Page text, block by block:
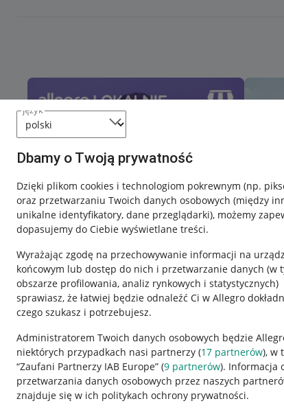
język
Dbamy o Twoją prywatność
Dzięki plikom cookies i technologiom pokrewnym (np.
oraz przetwarzaniu Twoich danych osobowych (między
unikalne identyfikatory, dane przeglądarki), możemy
dopasujemy do Ciebie wyświetlane treści.
Wyrażając zgodę na przechowywanie informacji na
końcowym lub dostęp do nich i przetwarzanie danych (w
obszarze profilowania, analiz rynkowych i statystycznych)
sprawiasz, że łatwiej będzie odnaleźć Ci w Allegro
czego szukasz i potrzebujesz.
Administratorem Twoich danych osobowych będzie
niektórych przypadkach nasi partnerzy (17 partnerów), w
“Zaufani Partnerzy IAB Europe” (9 partnerów). Informacja
przetwarzania danych osobowych przez naszych
znajduje się w ich politykach ochrony prywatności.
Przydatne informacje
Jak to działa
Napisz do nas
Allegro Gadane dla sprzedających
Regulamin
Polityka